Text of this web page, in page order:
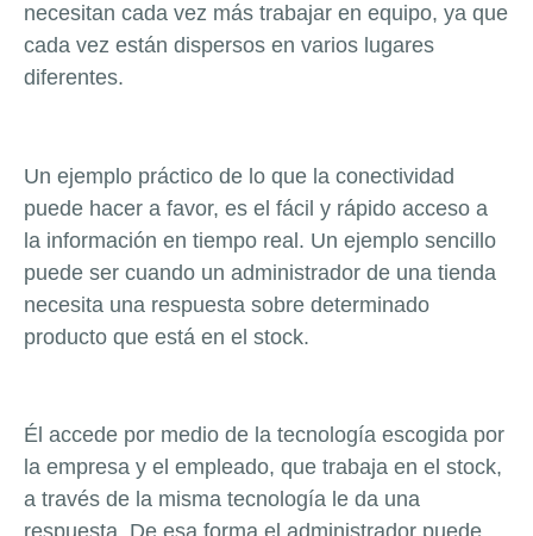
necesitan cada vez más trabajar en equipo, ya que
cada vez están dispersos en varios lugares
diferentes.
Un ejemplo práctico de lo que la conectividad
puede hacer a favor, es el fácil y rápido acceso a
la información en tiempo real. Un ejemplo sencillo
puede ser cuando un administrador de una tienda
necesita una respuesta sobre determinado
producto que está en el stock.
Él accede por medio de la tecnología escogida por
la empresa y el empleado, que trabaja en el stock,
a través de la misma tecnología le da una